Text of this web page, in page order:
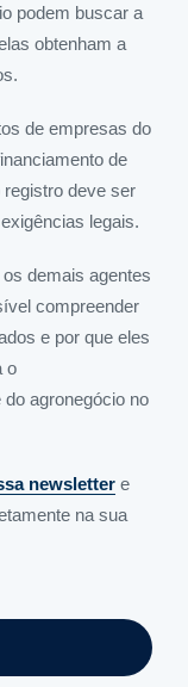
podem buscar a
obtenham a
de empresas do
de
deve ser
legais.
demais agentes
compreender
e por que eles
o
do agronegócio no
newsletter e
na sua